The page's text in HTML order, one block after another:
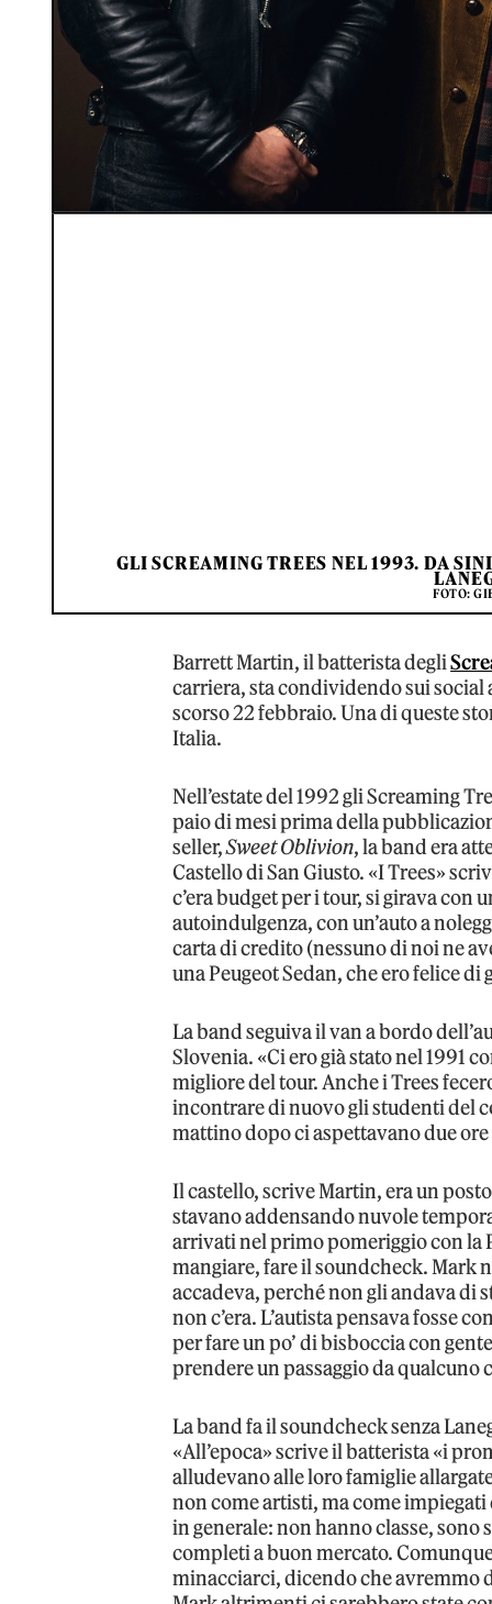
GLI SCREAMING TREES NEL 1993. DA
FOTO:
Barrett Martin, il batterista degli
carriera, sta condividendo sui
scorso 22 febbraio. Una di queste
Italia.
Nell’estate del 1992 gli Screaming
paio di mesi prima della
seller,Sweet Oblivion, la band era
Castello di San Giusto. «I Trees»
c’era budget per i tour, si girava con
autoindulgenza, con un’auto a
carta di credito (nessuno di noi ne
una Peugeot Sedan, che ero felice di
La band seguiva il van a bordo
Slovenia. «Ci ero già stato nel 1991
migliore del tour. Anche i Trees
incontrare di nuovo gli studenti del
mattino dopo ci aspettavano due
Il castello, scrive Martin, era un
stavano addensando nuvole
arrivati nel primo pomeriggio con la
mangiare, fare il soundcheck. Mark
accadeva, perché non gli andava di
non c’era. L’autista pensava fosse
per fare un po’ di bisboccia con
prendere un passaggio da qualcuno
La band fa il soundcheck senza
«All’epoca» scrive il batterista «i
alludevano alle loro famiglie
non come artisti, ma come
in generale: non hanno classe,
completi a buon mercato.
minacciarci, dicendo che avremmo